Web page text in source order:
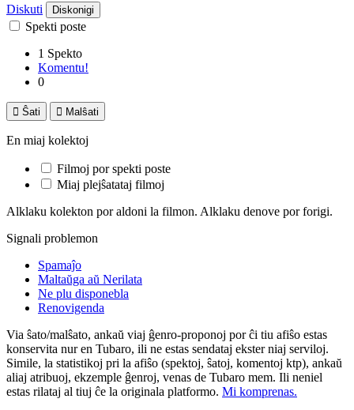
Diskuti Diskonigi
Spekti poste
1 Spekto
Komentu!
0
 Ŝati  Malŝati
En miaj kolektoj
Filmoj por spekti poste
Miaj plejŝatataj filmoj
Alklaku kolekton por aldoni la filmon. Alklaku denove por forigi.
Signali problemon
Spamaĵo
Maltaŭga aŭ Nerilata
Ne plu disponebla
Renovigenda
Via ŝato/malŝato, ankaŭ viaj ĝenro-proponoj por ĉi tiu afiŝo estas
konservita nur en Tubaro, ili ne estas sendataj ekster niaj serviloj.
Simile, la statistikoj pri la afiŝo (spektoj, ŝatoj, komentoj ktp), ankaŭ
aliaj atribuoj, ekzemple ĝenroj, venas de Tubaro mem. Ili neniel
estas rilataj al tiuj ĉe la originala platformo. Mi komprenas.